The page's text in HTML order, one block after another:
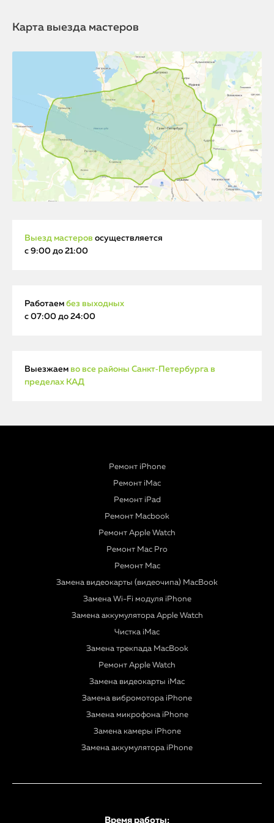
Карта выезда мастеров
Выезд мастеров осуществляется
с 9:00 до 21:00
Работаем без выходных
с 07:00 до 24:00
Выезжаем во все районы Санкт‑Петербурга в
пределах КАД
Ремонт iPhone
Ремонт iMac
Ремонт iPad
Ремонт Macbook
Ремонт Apple Watch
Ремонт Mac Pro
Ремонт Mac
Замена видеокарты (видеочипа) MacBook
Замена Wi-Fi модуля iPhone
Замена аккумулятора Apple Watch
Чистка iMac
Замена трекпада MacBook
Ремонт Apple Watch
Замена видеокарты iMac
Замена вибромотора iPhone
Замена микрофона iPhone
Замена камеры iPhone
Замена аккумулятора iPhone
Время работы: